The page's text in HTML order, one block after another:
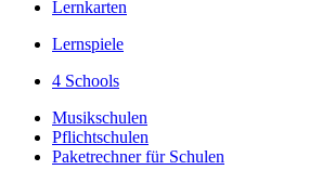
Lernkarten
Lernspiele
4 Schools
Musikschulen
Pflichtschulen
Paketrechner für Schulen